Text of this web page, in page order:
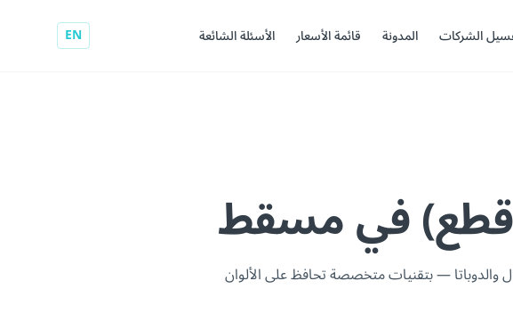
الشركات المدونة قائمة الأسعار الأسئلة الشائعة EN
— بتقنيات متخصصة تحافظ على الألوان